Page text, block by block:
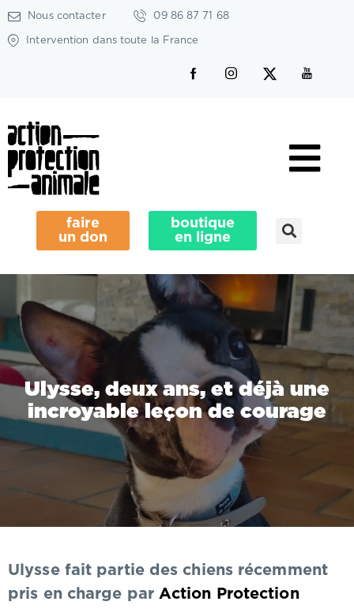
Nous contacter 09 86 87 71 68
Intervention dans toute la France
faire
un don
boutique
en ligne
Ulysse, deux ans, et déjà une
incroyable leçon de courage
Ulysse fait partie des chiens récemment
pris en charge par Action Protection